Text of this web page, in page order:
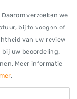
verzoeken we
bij te voegen of
van uw review
uw beoordeling.
Meer informatie
.